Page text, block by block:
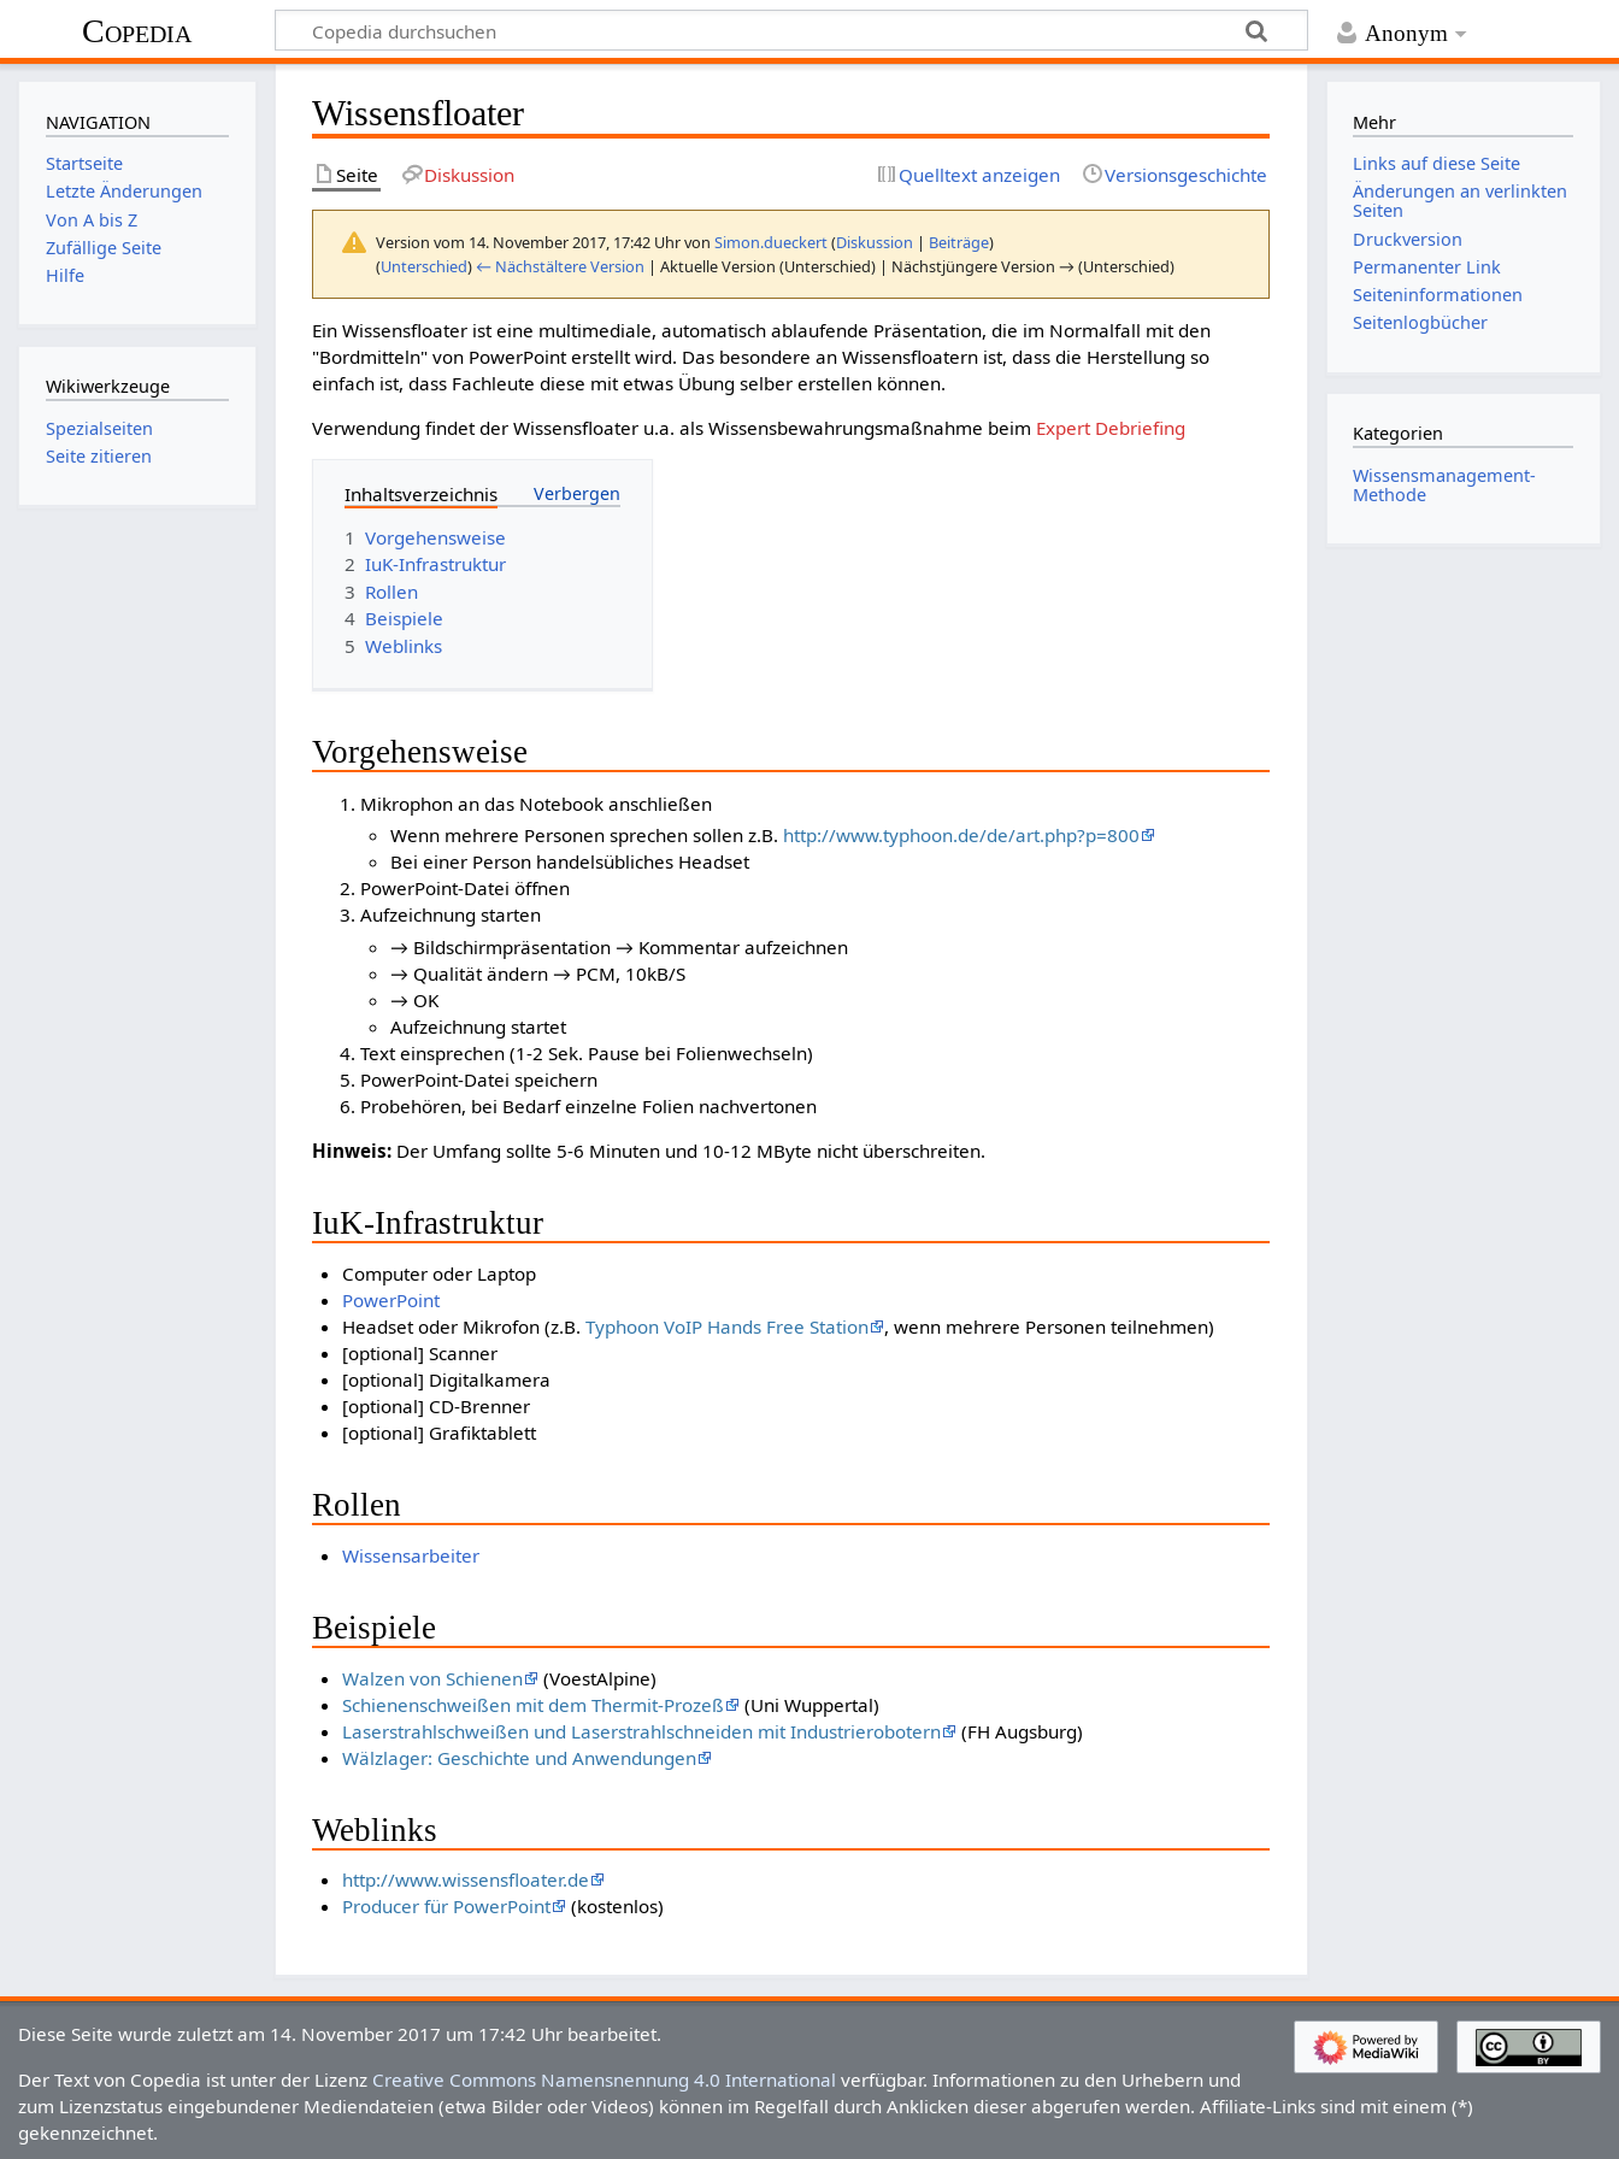
Anonym
Copedia
Wissensfloater
Seite Diskussion Quelltext anzeigen Versionsgeschichte
Version vom 14. November 2017, 17:42 Uhr vonSimon.dueckert(Diskussion | Beiträge)
(Unterschied) ← Nächstältere Version | Aktuelle Version (Unterschied) | Nächstjüngere Version → (Unterschied)
Ein Wissensfloater ist eine multimediale, automatisch ablaufende Präsentation, die im Normalfall mit den
"Bordmitteln" von PowerPoint erstellt wird. Das besondere an Wissensfloatern ist, dass die Herstellung so
einfach ist, dass Fachleute diese mit etwas Übung selber erstellen können.
Verwendung findet der Wissensfloater u.a. als Wissensbewahrungsmaßnahme beim Expert Debriefing
Inhaltsverzeichnis
1 Vorgehensweise
2 IuK-Infrastruktur
3 Rollen
4 Beispiele
5 Weblinks
Vorgehensweise
Mikrophon an das Notebook anschließen
Wenn mehrere Personen sprechen sollen z.B. http://www.typhoon.de/de/art.php?p=800
Bei einer Person handelsübliches Headset
PowerPoint-Datei öffnen
Aufzeichnung starten
→ Bildschirmpräsentation → Kommentar aufzeichnen
→ Qualität ändern → PCM, 10kB/S
→ OK
Aufzeichnung startet
Text einsprechen (1-2 Sek. Pause bei Folienwechseln)
PowerPoint-Datei speichern
Probehören, bei Bedarf einzelne Folien nachvertonen
Hinweis: Der Umfang sollte 5-6 Minuten und 10-12 MByte nicht überschreiten.
IuK-Infrastruktur
Computer oder Laptop
PowerPoint
Headset oder Mikrofon (z.B. Typhoon VoIP Hands Free Station
, wenn mehrere Personen teilnehmen)
[optional] Scanner
[optional] Digitalkamera
[optional] CD-Brenner
[optional] Grafiktablett
Rollen
Wissensarbeiter
Beispiele
Walzen von Schienen
(VoestAlpine)
Schienenschweißen mit dem Thermit-Prozeß
(Uni Wuppertal)
Laserstrahlschweißen und Laserstrahlschneiden mit Industrierobotern
(FH Augsburg)
Wälzlager: Geschichte und Anwendungen
Weblinks
http://www.wissensfloater.de
Producer für PowerPoint
(kostenlos)
NAVIGATION
Startseite
Letzte Änderungen
Von A bis Z
Zufällige Seite
Hilfe
Wikiwerkzeuge
Spezialseiten
Seite zitieren
Mehr
Links auf diese Seite
Änderungen an verlinkten
Seiten
Druckversion
Permanenter Link
Seiten­­informationen
Seitenlogbücher
Kategorien
Wissensmanagement-
Methode
Diese Seite wurde zuletzt am 14. November 2017 um 17:42 Uhr bearbeitet.
Der Text von Copedia ist unter der Lizenz Creative Commons Namensnennung 4.0 International verfügbar. Informationen zu den Urhebern und
zum Lizenzstatus eingebundener Mediendateien (etwa Bilder oder Videos) können im Regelfall durch Anklicken dieser abgerufen werden. Affiliate-Links sind mit einem (*)
gekennzeichnet.